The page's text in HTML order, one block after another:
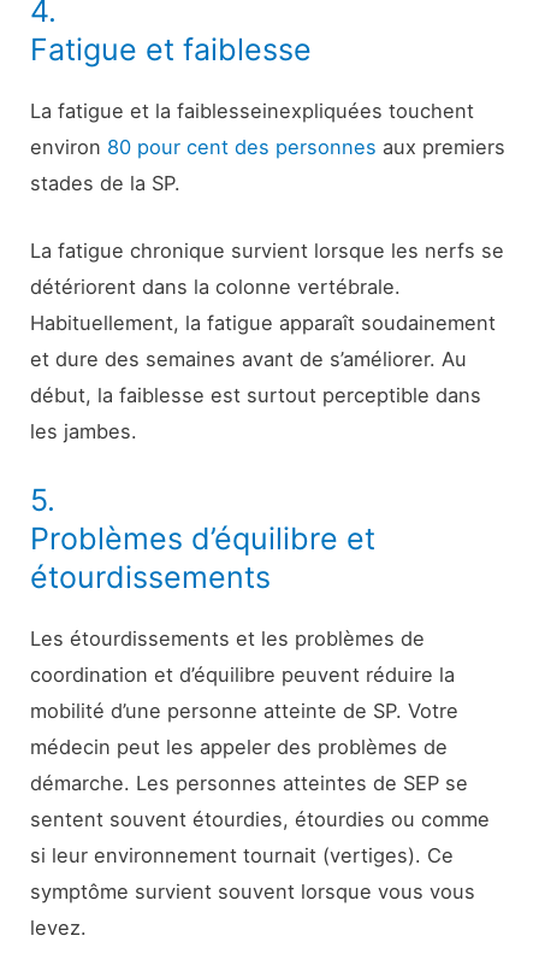
4.
Fatigue et faiblesse
La fatigue et la faiblesseinexpliquées touchent
environ 80 pour cent des personnes aux premiers
stades de la SP.
La fatigue chronique survient lorsque les nerfs se
détériorent dans la colonne vertébrale.
Habituellement, la fatigue apparaît soudainement
et dure des semaines avant de s’améliorer. Au
début, la faiblesse est surtout perceptible dans
les jambes.
5.
Problèmes d’équilibre et
étourdissements
Les étourdissements et les problèmes de
coordination et d’équilibre peuvent réduire la
mobilité d’une personne atteinte de SP. Votre
médecin peut les appeler des problèmes de
démarche. Les personnes atteintes de SEP se
sentent souvent étourdies, étourdies ou comme
si leur environnement tournait (vertiges). Ce
symptôme survient souvent lorsque vous vous
levez.